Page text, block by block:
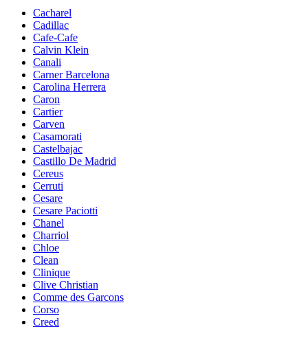
Cacharel
Cadillac
Cafe-Cafe
Calvin Klein
Canali
Carner Barcelona
Carolina Herrera
Caron
Cartier
Carven
Casamorati
Castelbajac
Castillo De Madrid
Cereus
Cerruti
Cesare
Cesare Paciotti
Chanel
Charriol
Chloe
Clean
Clinique
Clive Christian
Comme des Garcons
Corso
Creed